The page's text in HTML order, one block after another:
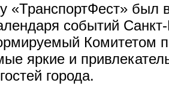
«ТранспортФест»
событий
Комитетом
яркие и
города.